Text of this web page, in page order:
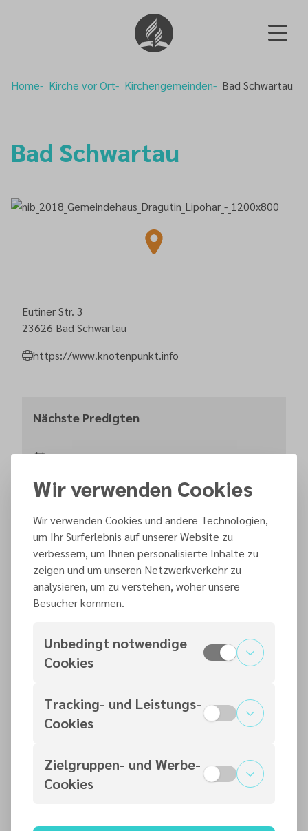
Home Kirche vor Ort Kirchengemeinden Bad Schwartau
Bad Schwartau
Eutiner Str. 3
23626 Bad Schwartau
https://www.knotenpunkt.info
Nächste Predigten
10:00
Gerhard Ninow
Samstag, 22. August 2026
10:00
Kontaktperson
Gottesdienst
Andreas.Wagner@ adventisten.de
Wir verwenden Cookies
Wir verwenden Cookies und andere Technologien,
um Ihr Surferlebnis auf unserer Website zu
verbessern, um Ihnen personalisierte Inhalte zu
zeigen und um unseren Netzwerkverkehr zu
analysieren, um zu verstehen, woher unsere
Besucher kommen.
Unbedingt notwendige
Cookies
Tracking- und Leistungs-
Cookies
Zielgruppen- und Werbe-
Cookies